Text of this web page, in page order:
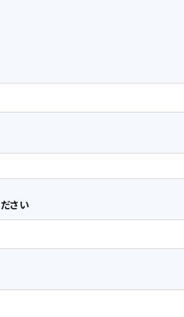
ります。この場合、本サービスの利用条
サイト上に表示した時点より、生じる
名称を変更することがあります。
に記載の通りとし、本契約期間満了１
さい